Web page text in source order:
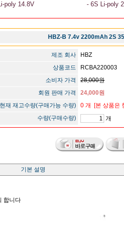
poly 14.8V - 6S Li-poly
HBZ-B 7.4v 2200mAh 2S
제조 회사
HBZ
상품코드
RCBA220003
소비자 가격
28,000원
회원 판매 가격
24,000원
현재 재고수량(구매가능 수량)
0 개
[본 상품은
수량(구매수량)
개
기본 설명
합니다